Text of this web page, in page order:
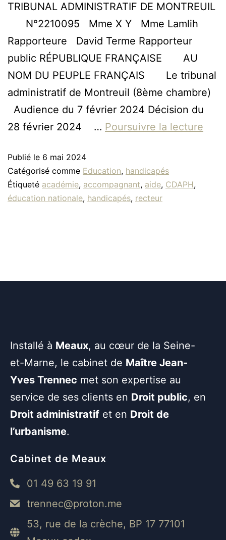
TRIBUNAL ADMINISTRATIF DE MONTREUIL
N°2210095 Mme X Y Mme Lamlih
Rapporteure David Terme Rapporteur
public RÉPUBLIQUE FRANÇAISE AU
NOM DU PEUPLE FRANÇAIS Le tribunal
administratif de Montreuil (8ème chambre)
Audience du 7 février 2024 Décision du
28 février 2024 … Poursuivre la lecture
Publié le 6 mai 2024
Catégorisé comme Education, handicapés
Étiqueté académie, accompagnant, aide, CDAPH,
éducation nationale, handicapés, recteur
Installé à Meaux, au cœur de la Seine-
et-Marne, le cabinet de Maître Jean-
Yves Trennec met son expertise au
service de ses clients en Droit public, en
Droit administratif et en Droit de
l’urbanisme.
Cabinet de Meaux
01 49 63 19 91
trennec@proton.me
53, rue de la crèche, BP 17 77101